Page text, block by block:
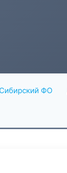
Сибирский ФО